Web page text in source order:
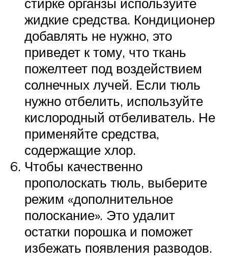
жидкие средства. Кондиционер
добавлять не нужно, это
приведет к тому, что ткань
пожелтеет под воздействием
солнечных лучей. Если тюль
нужно отбелить, используйте
кислородный отбеливатель. Не
применяйте средства,
содержащие хлор.
Чтобы качественно
прополоскать тюль, выберите
режим «дополнительное
полоскание». Это удалит
остатки порошка и поможет
избежать появления разводов.